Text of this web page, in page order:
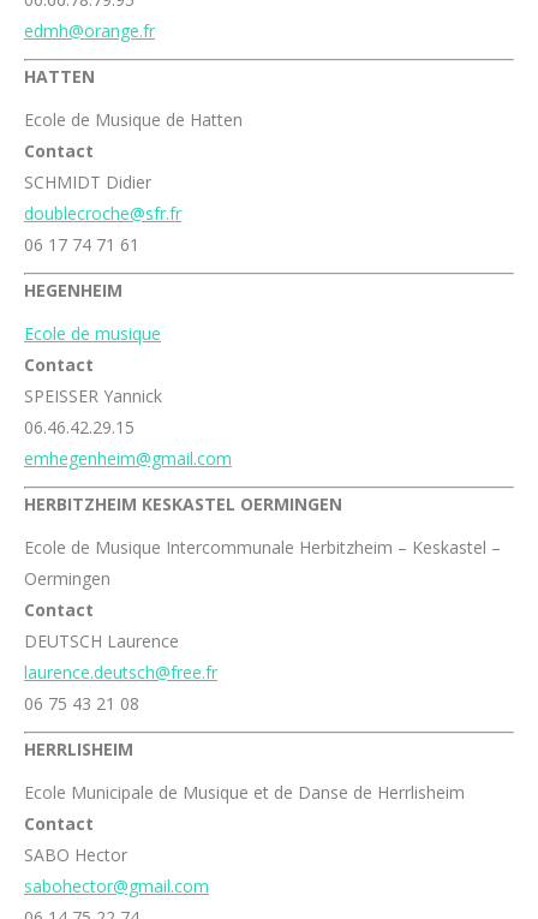
edmh@orange.fr
HATTEN
Ecole de Musique de Hatten
Contact
SCHMIDT Didier
doublecroche@sfr.fr
06 17 74 71 61
HEGENHEIM
Ecole de musique
Contact
SPEISSER Yannick
06.46.42.29.15
emhegenheim@gmail.com
HERBITZHEIM KESKASTEL OERMINGEN
Ecole de Musique Intercommunale Herbitzheim – Keskastel –
Oermingen
Contact
DEUTSCH Laurence
laurence.deutsch@free.fr
06 75 43 21 08
HERRLISHEIM
Ecole Municipale de Musique et de Danse de Herrlisheim
Contact
SABO Hector
sabohector@gmail.com